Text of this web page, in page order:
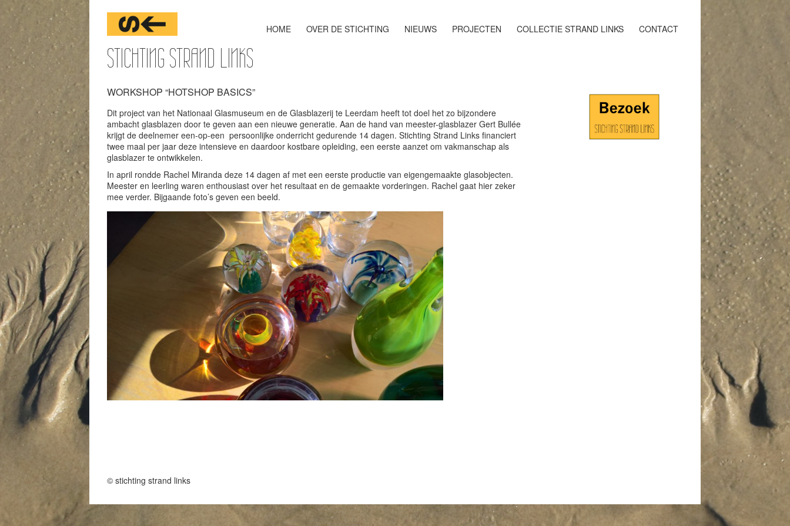
HOME OVER DE STICHTING NIEUWS PROJECTEN COLLECTIE STRAND LINKS CONTACT
STICHTING STRAND LINKS
WORKSHOP “HOTSHOP BASICS”
Dit project van het Nationaal Glasmuseum en de Glasblazerij te Leerdam heeft tot doel het zo bijzondere
ambacht glasblazen door te geven aan een nieuwe generatie. Aan de hand van meester-glasblazer Gert Bullée
krijgt de deelnemer een-op-een persoonlijke onderricht gedurende 14 dagen. Stichting Strand Links financiert
twee maal per jaar deze intensieve en daardoor kostbare opleiding, een eerste aanzet om vakmanschap als
glasblazer te ontwikkelen.
In april rondde Rachel Miranda deze 14 dagen af met een eerste productie van eigengemaakte glasobjecten.
Meester en leerling waren enthousiast over het resultaat en de gemaakte vorderingen. Rachel gaat hier zeker
mee verder. Bijgaande foto’s geven een beeld.
© stichting strand links